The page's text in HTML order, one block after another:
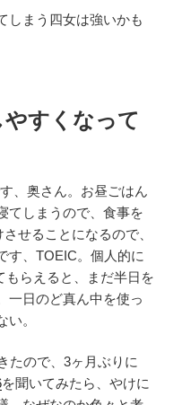
しまう四女は強いかも
すくなって
、奥さん。お昼ごはん
てしまうので、食事を
せることになるので、
す、TOEIC。個人的に
もらえると、まだ半日を
一日のど真ん中を使っ
。
たので、3ヶ月ぶりに
を聞いてみたら、やけに